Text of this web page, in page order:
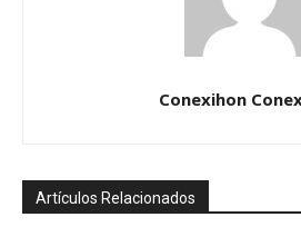
Conexihon
Artículos Relacionados